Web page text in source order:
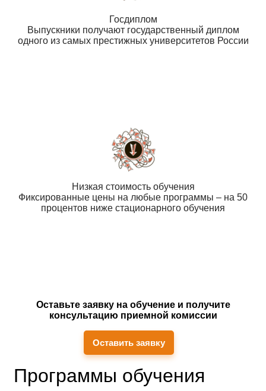
Госдиплом
Выпускники получают государственный диплом
одного из самых престижных университетов России
Низкая стоимость обучения
Фиксированные цены на любые программы – на 50
процентов ниже стационарного обучения
Оставьте заявку на обучение и получите
консультацию приемной комиссии
Оставить заявку
Программы обучения